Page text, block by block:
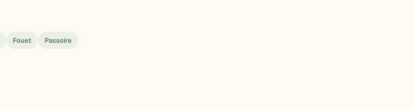
Fouet Passoire